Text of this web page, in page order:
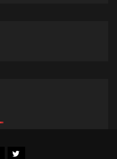
Twitter